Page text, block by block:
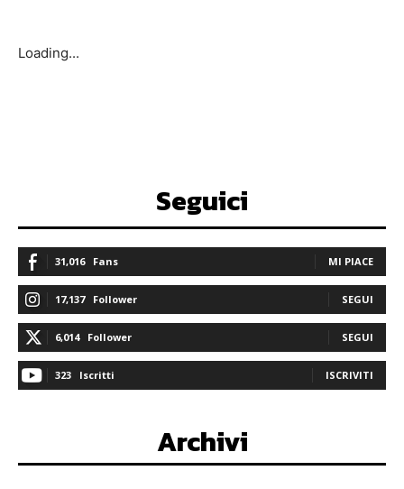
Loading...
Seguici
31,016 Fans MI PIACE
17,137 Follower SEGUI
6,014 Follower SEGUI
323 Iscritti ISCRIVITI
Archivi